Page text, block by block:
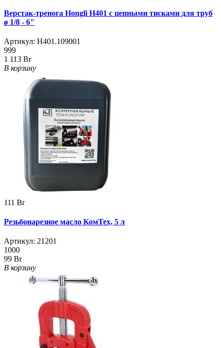
Верстак-тренога Hongli H401 с цепными тисками для труб
ø 1/8 - 6"
Артикул: H401.109001
999
1 113 Br
В корзину
111 Br
Резьбонарезное масло КомТех, 5 л
Артикул: 21201
1000
99 Br
В корзину